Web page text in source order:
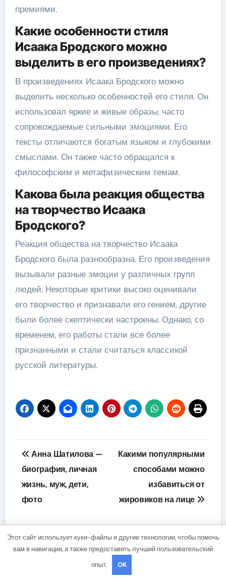
премиями.
Какие особенности стиля
Исаака Бродского можно
выделить в его произведениях?
В произведениях Исаака Бродского можно
выделить несколько особенностей его стиля. Он
использовал яркие и живые образы, часто
сопровождаемые сильными эмоциями. Его
тексты отличаются богатым языком и глубокими
смыслами. Он также часто обращался к
философским и метафизическим темам.
Какова была реакция общества
на творчество Исаака
Бродского?
Реакция общества на творчество Исаака
Бродского была разнообразна. Его произведения
вызывали разные эмоции у различных групп
людей. Некоторые критики высоко оценивали
его творчество и признавали его гением, другие
были более скептически настроены. Однако, со
временем, его работы стали все более
признанными и стали считаться классикой
русской литературы.
Навигация
по
записям
Анна Шатилова —
биография, личная
жизнь, муж, дети,
фото
Какими популярными
способами можно
избавиться от
жировиков на лице
Этот сайт использует куки-файлы и другие технологии, чтобы помочь
вам в навигации, а также предоставить лучший пользовательский
опыт.
OK